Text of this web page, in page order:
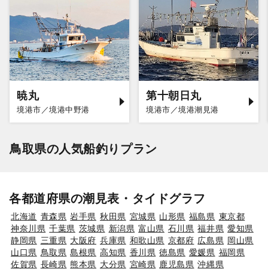
暁丸
境港市／境港中野港
第十朝日丸
境港市／境港潮見港
鳥取県の人気船釣りプラン
各都道府県の潮見表・タイドグラフ
北海道 青森県 岩手県 秋田県 宮城県 山形県 福島県 東京都
神奈川県 千葉県 茨城県 新潟県 富山県 石川県 福井県 愛知県
静岡県 三重県 大阪府 兵庫県 和歌山県 京都府 広島県 岡山県
山口県 鳥取県 島根県 高知県 香川県 徳島県 愛媛県 福岡県
佐賀県 長崎県 熊本県 大分県 宮崎県 鹿児島県 沖縄県